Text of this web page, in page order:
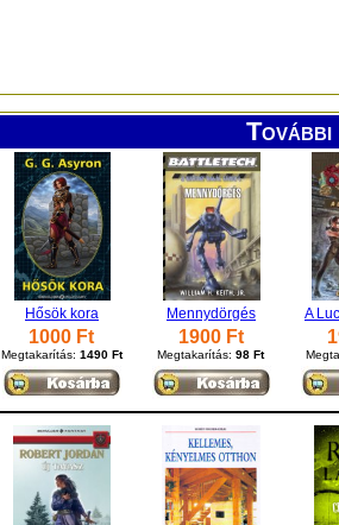
Hősök kora Mennydörgés A
1000 Ft
Megtakarítás: 1490 Ft
1900 Ft
Megtakarítás:98 Ft